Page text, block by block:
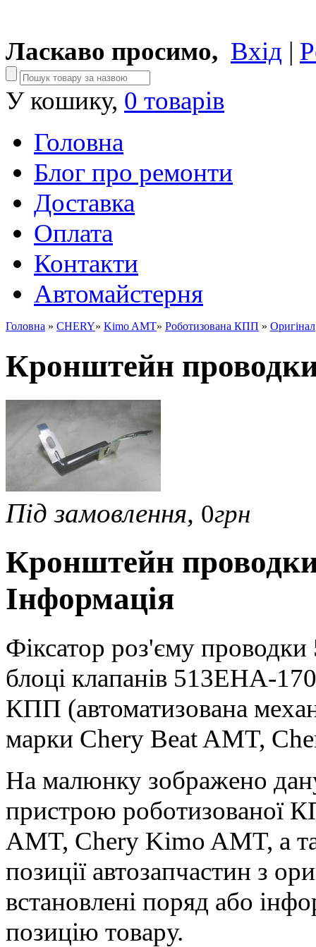
Ласкаво просимо, Вхід |
У кошику, 0 товарів
Головна
Блог про ремонти
Доставка
Оплата
Контакти
Автомайстерня
Головна » CHERY» Kimo AMT» Роботизована КПП » Оригінал
Кронштейн
Під замовлення, 0грн
Кронштейн
Інформація
Фіксатор роз'єму
блоці клапанів 513EHA-
КПП (автоматизована
марки Chery Beat AMT,
На малюнку зображено
пристрою роботизованої
AMT, Chery Kimo AMT, а
позиції автозапчастин з
встановлені поряд або
позицію товару.